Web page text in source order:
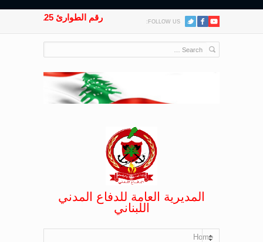
FOLLOW US: رقم الطوارئ 125
المديرية العامة للدفاع المدني
اللبناني
Home